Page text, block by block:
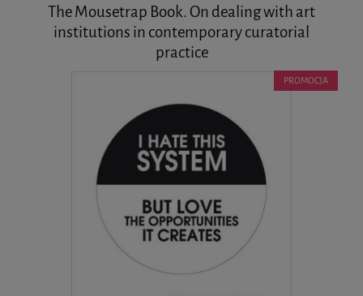
The Mousetrap Book. On dealing with art
institutions in contemporary curatorial
practice
PROMOCJA